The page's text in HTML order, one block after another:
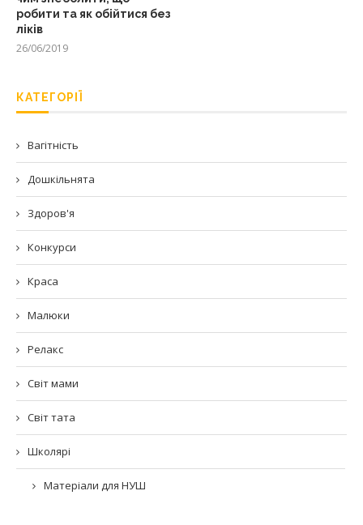
робити та як обійтися без
ліків
26/06/2019
КАТЕГОРІЇ
Вагітність
Дошкільнята
Здоров'я
Конкурси
Краса
Малюки
Релакс
Світ мами
Світ тата
Школярі
Матеріали для НУШ